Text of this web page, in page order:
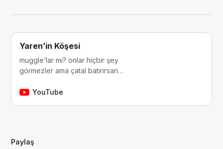
Yaren’in Köşesi
muggle’lar mı? onlar hiçbir şey
görmezler ama çatal batırırsan
çocukluğumdan beri tutkunu olduğum
de bana eşlik etmek isterseniz,
YouTube
Paylaş